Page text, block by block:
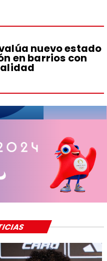
nuevo estado
en barrios con